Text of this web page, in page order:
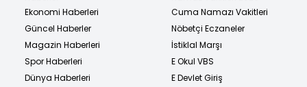
Ekonomi Haberleri
Güncel Haberler
Magazin Haberleri
Spor Haberleri
Dünya Haberleri
Cuma Namazı Vakitleri
Nöbetçi Eczaneler
İstiklal Marşı
E Okul VBS
E Devlet Giriş